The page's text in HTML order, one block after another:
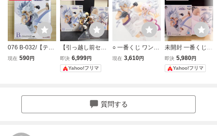
076 B-032/【テー
プ2度貼り品】一
現在 590円
【引っ越し前セー
ル】【美品】【お
まけ付き】一番く
じ ワンピース 思
ィ ギア5 ニカ
即決 6,999円
Yahoo!フリマ
○ 一番くじ ワンピ
ース 思い描く未来
ット 開封済み 箱
なし
現在 3,610円
未開封 一番くじ
ワンピース 思い描
く未来 ボニー ル
フィ ギア5 フィギ
即決 5,980円
Yahoo!フリマ
質問する